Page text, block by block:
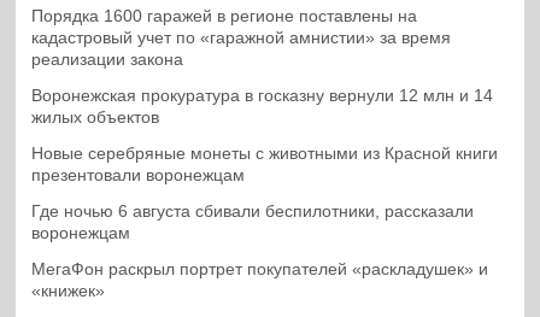
Порядка 1600 гаражей в регионе поставлены на
кадастровый учет по «гаражной амнистии» за время
реализации закона
Воронежская прокуратура в госказну вернули 12 млн и 14
жилых объектов
Новые серебряные монеты с животными из Красной книги
презентовали воронежцам
Где ночью 6 августа сбивали беспилотники, рассказали
воронежцам
МегаФон раскрыл портрет покупателей «раскладушек» и
«книжек»